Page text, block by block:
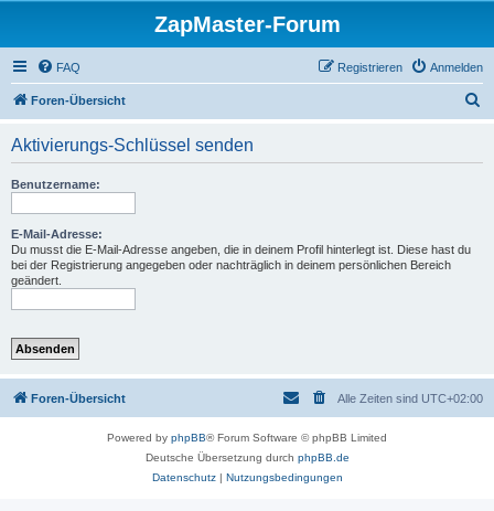
ZapMaster-Forum
FAQ Anmelden
Registrieren
Foren-Übersicht
Aktivierungs-Schlüssel senden
Benutzername:
E-Mail-Adresse:
Du musst die E-Mail-Adresse angeben, die in deinem Profil hinterlegt ist. Diese hast du
bei der Registrierung angegeben oder nachträglich in deinem persönlichen Bereich
geändert.
Foren-Übersicht Alle Zeiten sind UTC+02:00
Powered by phpBB® Forum Software © phpBB Limited
Deutsche Übersetzung durch phpBB.de
Datenschutz| Nutzungsbedingungen